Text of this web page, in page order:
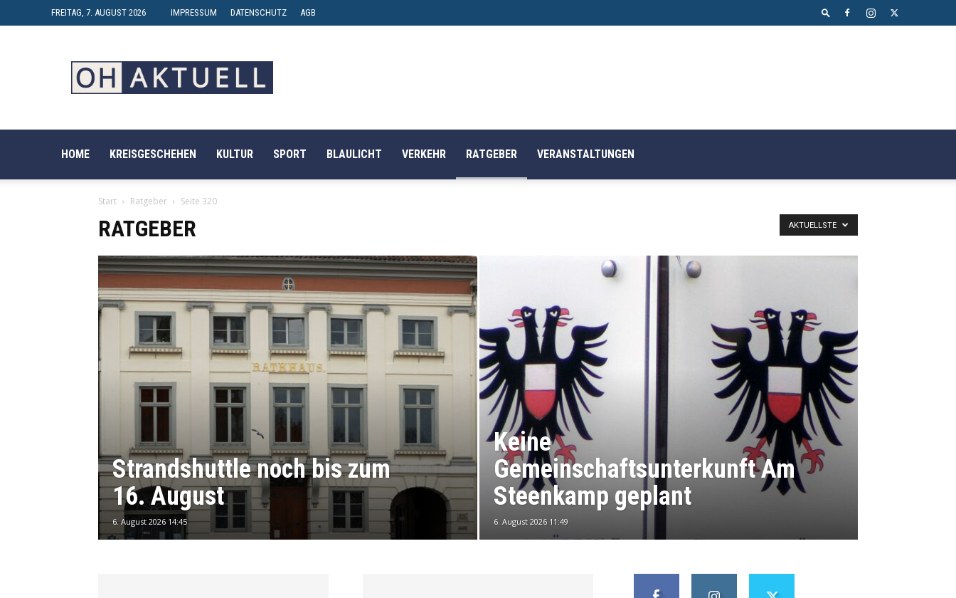
FREITAG, 7. AUGUST 2026 IMPRESSUM DATENSCHUTZ AGB
AKTUELL
HOME KREISGESCHEHEN KULTUR SPORT BLAULICHT VERKEHR RATGEBER VERANSTALTUNGEN
Start Ratgeber Seite 320
RATGEBER AKTUELLSTE
Strandshuttle noch bis zum
16. August
6. August 2026 14:45
Keine
Gemeinschaftsunterkunft Am
Steenkamp geplant
6. August 2026 11:49